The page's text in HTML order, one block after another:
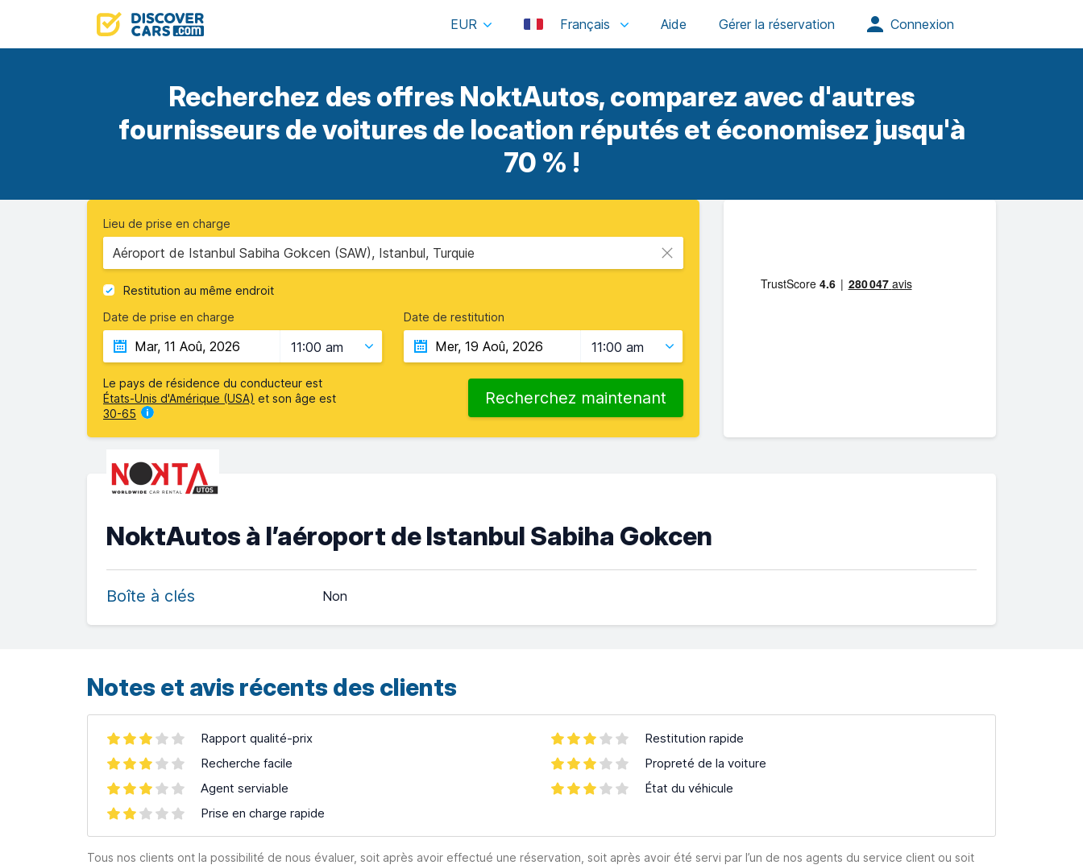
EUR Français
Recherchez des offres NoktAutos, comparez avec d'autres
fournisseurs de voitures de location réputés et économisez jusqu'à
70 % !
Lieu de prise en charge
Aéroport de Istanbul Sabiha Gokcen (SAW), Istanbul, Turquie
Restitution au même endroit
Date de prise en charge
11:00 am
Date de restitution
11:00 am
Le pays de résidence du conducteur est
États-Unis d'Amérique (USA) et son âge est
30-65
Recherchez maintenant
NoktAutos à l’aéroport de Istanbul Sabiha Gokcen
Boîte à clés Non
Notes et avis récents des clients
Rapport qualité-prix
Recherche facile
Agent serviable
Prise en charge rapide
Restitution rapide
Propreté de la voiture
État du véhicule
Tous nos clients ont la possibilité de nous évaluer, soit après avoir effectué une réservation, soit après avoir été servi par l’un de nos agents du service client ou soit